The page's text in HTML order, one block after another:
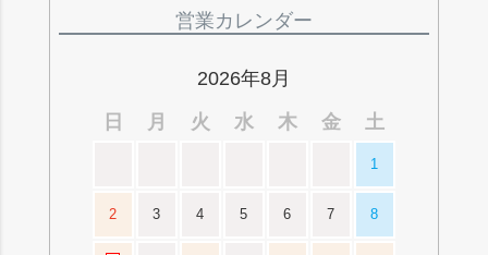
営業カレンダー
2026年8月
日
月 火 水 木 金 土
1
2 3 4 5 6 7 8